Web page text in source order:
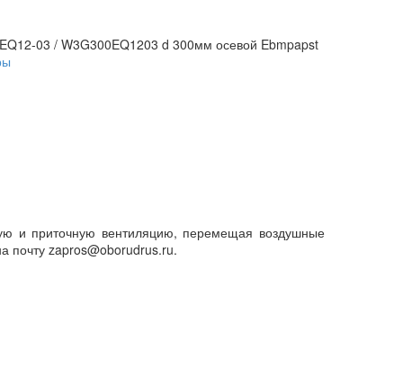
03 / W3G300EQ1203 d 300мм осевой Ebmpapst
и приточную вентиляцию, перемещая воздушные
почту zapros@oborudrus.ru.